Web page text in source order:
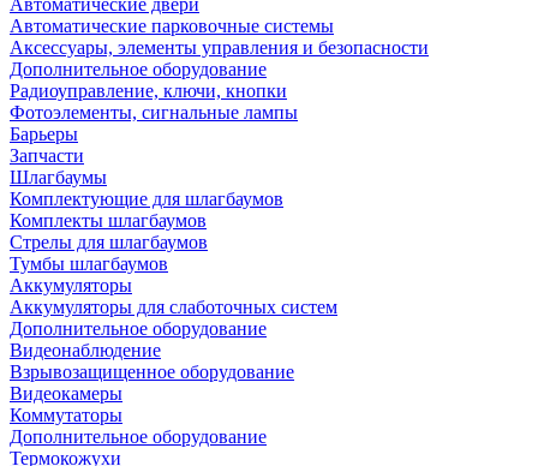
Автоматические двери
Автоматические парковочные системы
Аксессуары, элементы управления и безопасности
Дополнительное оборудование
Радиоуправление, ключи, кнопки
Фотоэлементы, сигнальные лампы
Барьеры
Запчасти
Шлагбаумы
Комплектующие для шлагбаумов
Комплекты шлагбаумов
Стрелы для шлагбаумов
Тумбы шлагбаумов
Аккумуляторы
Аккумуляторы для слаботочных систем
Дополнительное оборудование
Видеонаблюдение
Взрывозащищенное оборудование
Видеокамеры
Коммутаторы
Дополнительное оборудование
Термокожухи